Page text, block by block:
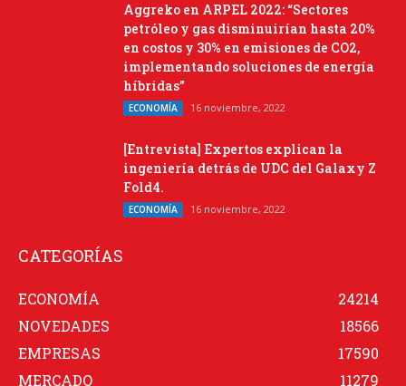
Aggreko en ARPEL 2022: “Sectores
petróleo y gas disminuirían hasta 20%
en costos y 30% en emisiones de CO2,
implementando soluciones de energía
híbridas”
ECONOMÍA 16 noviembre, 2022
[Entrevista] Expertos explican la
ingeniería detrás de UDC del Galaxy Z
Fold4.
ECONOMÍA 16 noviembre, 2022
CATEGORÍAS
ECONOMÍA
24214
NOVEDADES
18566
EMPRESAS
17590
MERCADO
11279